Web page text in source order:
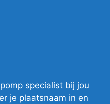
specialist bij jou
je plaatsnaam in en